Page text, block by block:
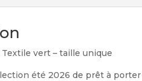
vert – taille unique
été 2026 de prêt à